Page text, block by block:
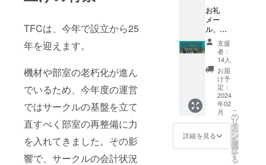
TFCは、今年で設立から25
年を迎えます。
機材や部室の老朽化が進ん
でいるため、今年度の運営
ではサークルの基盤を立て
直すべく部室の再整備に力
を入れてきました。その影
響で、サークルの会計状況
ズ展
開：
S/M/L/X
L ※デザ
インは
変更と
なる場
合がご
ざいま
す。
Tale of
Candle
"ライブ
本編映
像 ・収
録時
間：90
分(予定)
・提供
方法：
メール
にて
URLを
送信
お礼
メー
ル、限
定公開
のライ
ブ映像
URL、
オリジ
ナルラ
イブT
シャツ
【限定
公開の
ライブ
映像
URL】
支援
者：
14人
お届
け予
定：
2024
年02
月
詳細を見る
こ
の
リ
タ
ー
ン
を
選
択
す
る